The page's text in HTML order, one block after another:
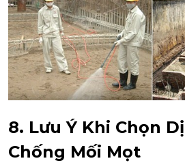
8. Lưu Ý Khi Chọn
Chống Mối Mọt